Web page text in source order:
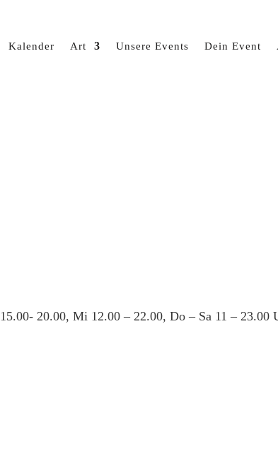
Kalender Art Unsere Events Dein Event
20.00, Mi 12.00 – 22.00, Do – Sa 11 – 23.00